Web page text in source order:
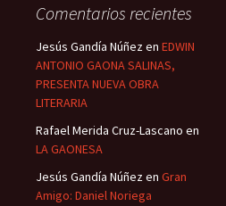
Comentarios recientes
Jesús Gandía Núñez en EDWIN
ANTONIO GAONA SALINAS,
PRESENTA NUEVA OBRA
LITERARIA
Rafael Merida Cruz-Lascano en
LA GAONESA
Jesús Gandía Núñez en Gran
Amigo: Daniel Noriega